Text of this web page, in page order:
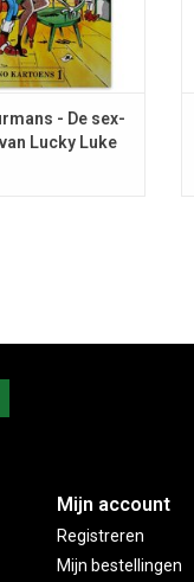
- De sex-
Lucky Luke
Mijn account
Registreren
Mijn bestellingen